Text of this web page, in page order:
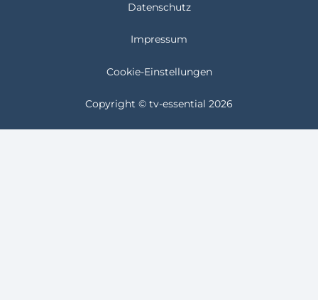
Datenschutz
Impressum
Cookie-Einstellungen
Copyright © tv-essential 2026